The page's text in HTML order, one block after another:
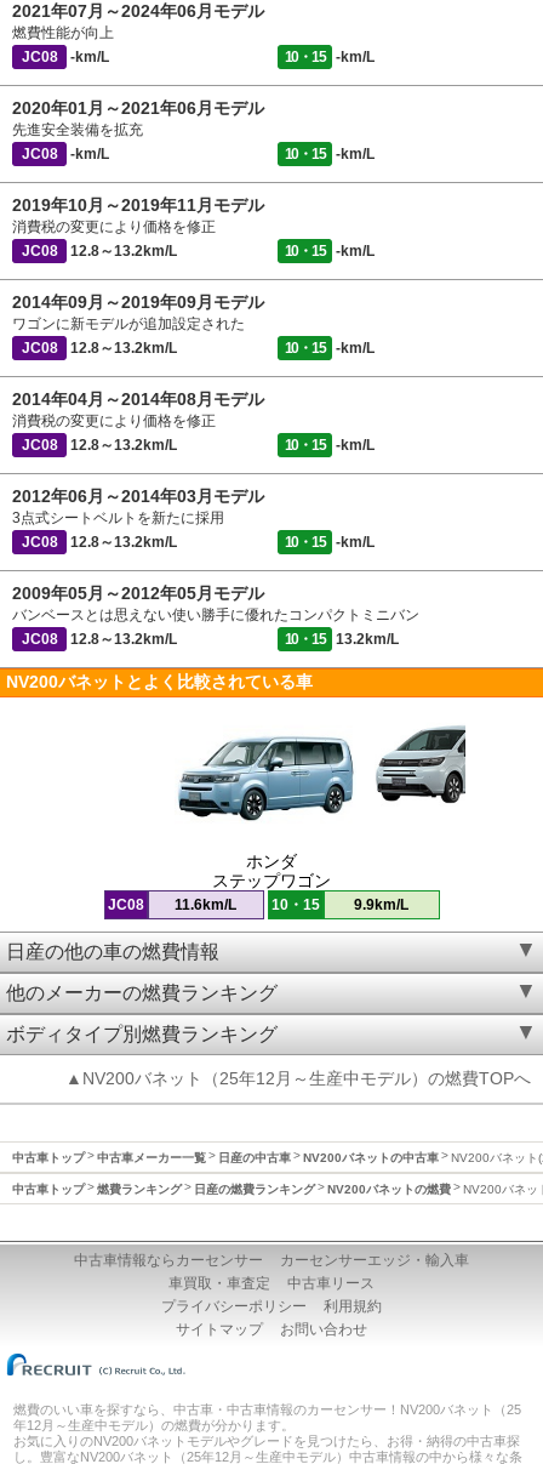
2021年07月～2024年06月モデル
燃費性能が向上
JC08
-km/L 10・15 -km/L
2020年01月～2021年06月モデル
先進安全装備を拡充
JC08
-km/L 10・15 -km/L
2019年10月～2019年11月モデル
消費税の変更により価格を修正
JC08
12.8～13.2km/L 10・15 -km/L
2014年09月～2019年09月モデル
ワゴンに新モデルが追加設定された
JC08
12.8～13.2km/L 10・15 -km/L
2014年04月～2014年08月モデル
消費税の変更により価格を修正
JC08
12.8～13.2km/L 10・15 -km/L
2012年06月～2014年03月モデル
3点式シートベルトを新たに採用
JC08
12.8～13.2km/L 10・15 -km/L
2009年05月～2012年05月モデル
バンベースとは思えない使い勝手に優れたコンパクトミニバン
JC08
12.8～13.2km/L 10・15 13.2km/L
NV200バネットとよく比較されている車
ホンダ
ステップワゴン
JC08 11.6km/L 10・15 9.9km/L
日産の他の車の燃費情報
他のメーカーの燃費ランキング
ボディタイプ別燃費ランキング
▲NV200バネット（25年12月～生産中モデル）の燃費TOPへ
中古車トップ 中古車メーカー一覧 日産の中古車 NV200バネットの中古車 NV200バネット
中古車トップ 燃費ランキング 日産の燃費ランキング NV200バネットの燃費 NV200バネッ
中古車情報ならカーセンサー
カーセンサーエッジ・輸入車
車買取・車査定
中古車リース
プライバシーポリシー
利用規約
サイトマップ
お問い合わせ
燃費のいい車を探すなら、中古車・中古車情報のカーセンサー！NV200バネット（25
年12月～生産中モデル）の燃費が分かります。
お気に入りのNV200バネットモデルやグレードを見つけたら、お得・納得の中古車探
し。豊富なNV200バネット（25年12月～生産中モデル）中古車情報の中から様々な条